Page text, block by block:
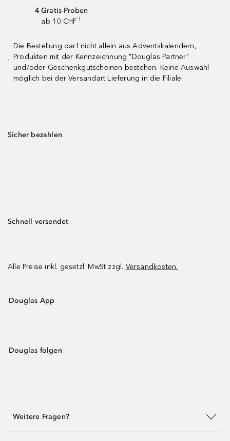
4 Gratis-Proben
ab 10 CHF ¹
¹
Die Bestellung darf nicht allein aus Adventskalendern,
Produkten mit der Kennzeichnung "Douglas Partner"
und/oder Geschenkgutscheinen bestehen. Keine Auswahl
möglich bei der Versandart Lieferung in die Filiale.
Sicher bezahlen
Schnell versendet
Alle Preise inkl. gesetzl. MwSt zzgl. Versandkosten.
Douglas App
Douglas folgen
Weitere Fragen?